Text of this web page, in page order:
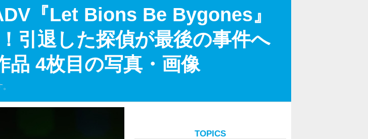
『Let Bions Be Bygones』
引退した探偵が最後の事件へ
品 4枚目の写真・画像
TOPICS